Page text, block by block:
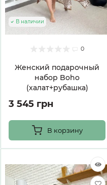
0
Женский подарочный
набор Boho
(халат+рубашка)
В наличии
3 545 грн
В корзину